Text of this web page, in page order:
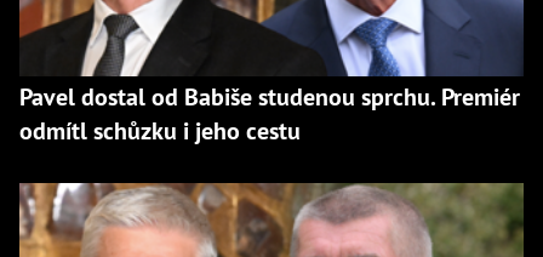
Pavel dostal od Babiše studenou sprchu. Premiér
odmítl schůzku i jeho cestu